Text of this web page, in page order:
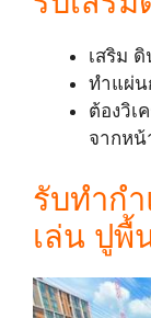
เสริม
ทำแผ่
ต้องวิเ
จากหน้
รับทำก
เล่น ปูพื้